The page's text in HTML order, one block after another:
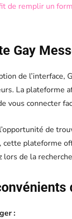
de remplir un
Gay
de
La plateforme
vous connecter
de
cette plateforme
de la
: